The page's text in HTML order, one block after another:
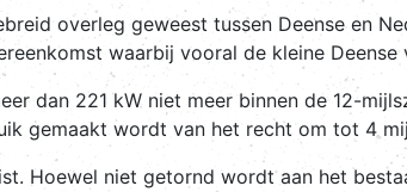
overleg geweest tussen Deense en
waarbij vooral de kleine
dan 221 kW niet meer binnen de 12-
gemaakt wordt van het recht om tot 4
Hoewel niet getornd wordt aan het